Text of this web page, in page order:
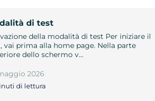
di test
della modalità di test Per iniziare il
vai prima alla home page. Nella parte
dello schermo v…
2026
di lettura